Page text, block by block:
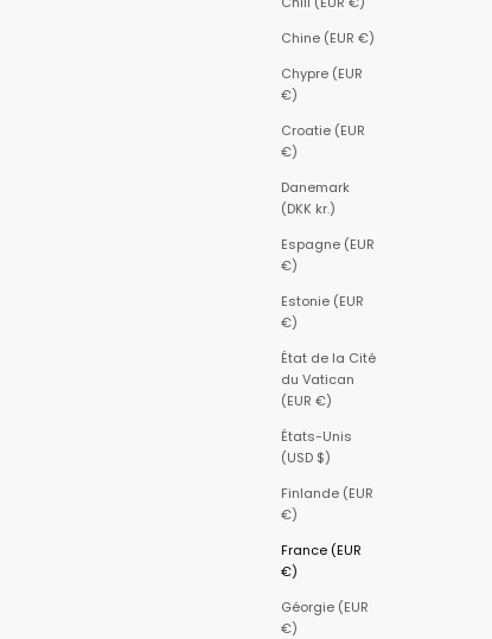
Chine (EUR €)
Chypre (EUR
€)
Croatie (EUR
€)
Danemark
(DKK kr.)
Espagne (EUR
€)
Estonie (EUR
€)
État de la Cité
du Vatican
(EUR €)
États-Unis
(USD $)
Finlande (EUR
€)
France (EUR
€)
Géorgie (EUR
€)